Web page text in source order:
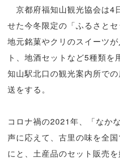
京都府福知山観光協会は4
せた今冬限定の「ふるさとセ
地元銘菓やクリのスイーツ
ト、地酒セットなど5種類
知山駅北口の観光案内所で
送をする。
コロナ禍の2021年、「なか
声に応えて、古里の味を全
にと、土産品のセット販売